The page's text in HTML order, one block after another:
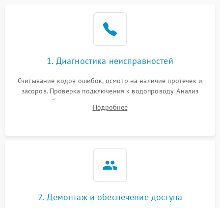
1. Диагностика неисправностей
Считывание кодов ошибок, осмотр на наличие протечек и
засоров. Проверка подключения к водопроводу. Анализ
жалоб на отсутствие слива, нагрева, вращения
разбрызгивателей или срабатывание системы защиты
Подробнее
2. Демонтаж и обеспечение доступа